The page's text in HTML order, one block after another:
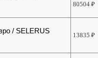
80504₽
/ SELERUS
13835₽